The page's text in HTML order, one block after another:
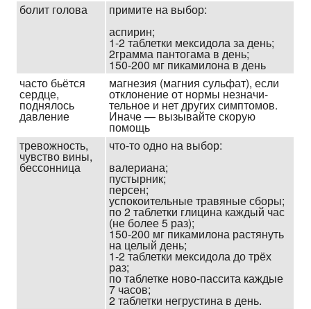
болит голова
примите на выбор:
аспирин;
1-2 таблетки мексидола за день;
2грамма пантогама в день;
150-200 мг пикамилона в день
часто бьётся
сердце,
поднялось
давление
магнезия (магния сульфат), если
отклоне­ние от нормы незначи­
тельное и нет других симптомов.
Иначе — вызывайте скорую
помощь
тревож­ность,
чувство вины,
бессон­ница
что-то одно на выбор:
валериана;
пустырник;
персен;
успоко­ительные травяные сборы;
по 2 таблетки глицина каждый час
(не более 5 раз);
150-200 мг пикамилона растянуть
на целый день;
1-2 таблетки мексидола до трёх
раз;
по таблетке ново-пассита каждые
7 часов;
2 таблетки негрустина в день.